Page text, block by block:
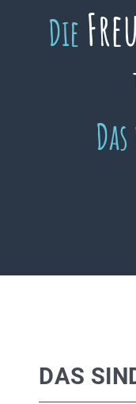
Die
DAS